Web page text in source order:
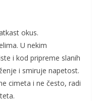
okus.
U nekim
i kod pripreme slanih
i smiruje napetost.
cimeta i ne često, radi